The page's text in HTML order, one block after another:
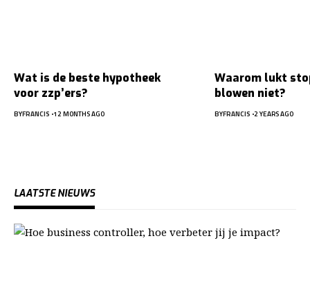
Wat is de beste hypotheek
voor zzp’ers?
BYFRANCIS 12 MONTHS AGO
Waarom lukt
blowen niet?
BYFRANCIS 2 YEARS AGO
LAATSTE NIEUWS